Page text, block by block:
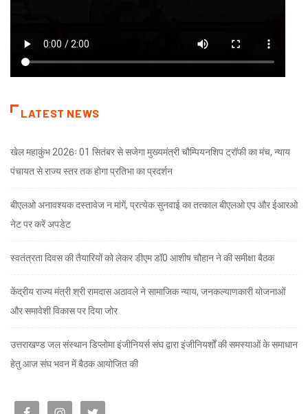
LATEST NEWS
खेल महाकुंभ 2026ः 01 सितंबर से सजेगा मुख्यमंत्री चौम्पियनशिप ट्रॉफी का मंच, न्याय
पंचायत से राज्य स्तर तक होगा प्रतिभा का प्रदर्शन
बीएलओ अनावश्यक दस्तावेज न मांगें, प्रत्येक सुनवाई का तत्काल बीएलओ एप और ईआरओ
नेट पर करें अपडेट
स्वतंत्रता दिवस की तैयारियों को लेकर डीएम डॉ0 आशीष चौहान ने की समीक्षा बैठक
केंद्रीय राज्य मंत्री श्री रामदास अठावले ने सामाजिक न्याय, जनकल्याणकारी योजनाओं
और समावेशी विकास पर दिया जोर
उत्तराखण्ड जल संस्थान डिप्लोमा इंजीनियर्स संघ द्वारा इंजीनियर्शों की समस्याओं के समाधान
हेतु आज संघ भवन में बैठक आयोजित की